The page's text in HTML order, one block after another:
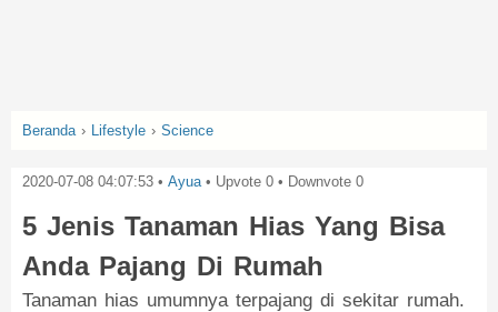
Beranda › Lifestyle › Science
2020-07-08 04:07:53 • Ayua• Upvote 0 • Downvote 0
5 Jenis Tanaman Hias Yang Bisa
Anda Pajang Di Rumah
Tanaman hias umumnya terpajang di sekitar rumah.